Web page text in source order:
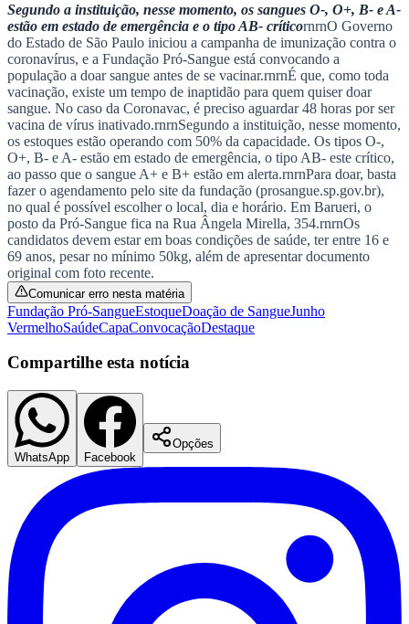
Brasileirão Série A
Brasileirão Série B
Paulistão
Copa do Brasil
Libertadores
Sul-Americana
Copa América
Champions League
Premier League
La Liga
Bundesliga
Mundial 2026
Times - Ir direto
Segundo a instituição, nesse momento, os sangues O-, O+, B- e A-
estão em estado de emergência e o tipo AB- críticornrnO Governo
do Estado de São Paulo iniciou a campanha de imunização contra o
coronavírus, e a Fundação Pró-Sangue está convocando a
população a doar sangue antes de se vacinar.rnrnÉ que, como toda
vacinação, existe um tempo de inaptidão para quem quiser doar
sangue. No caso da Coronavac, é preciso aguardar 48 horas por ser
vacina de vírus inativado.rnrnSegundo a instituição, nesse momento,
os estoques estão operando com 50% da capacidade. Os tipos O-,
O+, B- e A- estão em estado de emergência, o tipo AB- este crítico,
ao passo que o sangue A+ e B+ estão em alerta.rnrnPara doar, basta
fazer o agendamento pelo site da fundação (prosangue.sp.gov.br),
no qual é possível escolher o local, dia e horário. Em Barueri, o
posto da Pró-Sangue fica na Rua Ângela Mirella, 354.rnrnOs
candidatos devem estar em boas condições de saúde, ter entre 16 e
69 anos, pesar no mínimo 50kg, além de apresentar documento
original com foto recente.
Comunicar erro nesta matéria
Fundação Pró-SangueEstoqueDoação de SangueJunho
VermelhoSaúdeCapaConvocaçãoDestaque
Compartilhe esta notícia
WhatsApp Facebook
Opções